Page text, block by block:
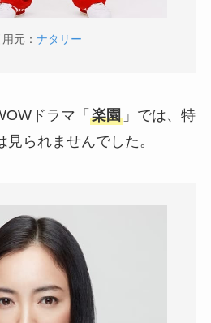
元： ナタリー
ドラマ「 楽園」では、特
られませんでした。